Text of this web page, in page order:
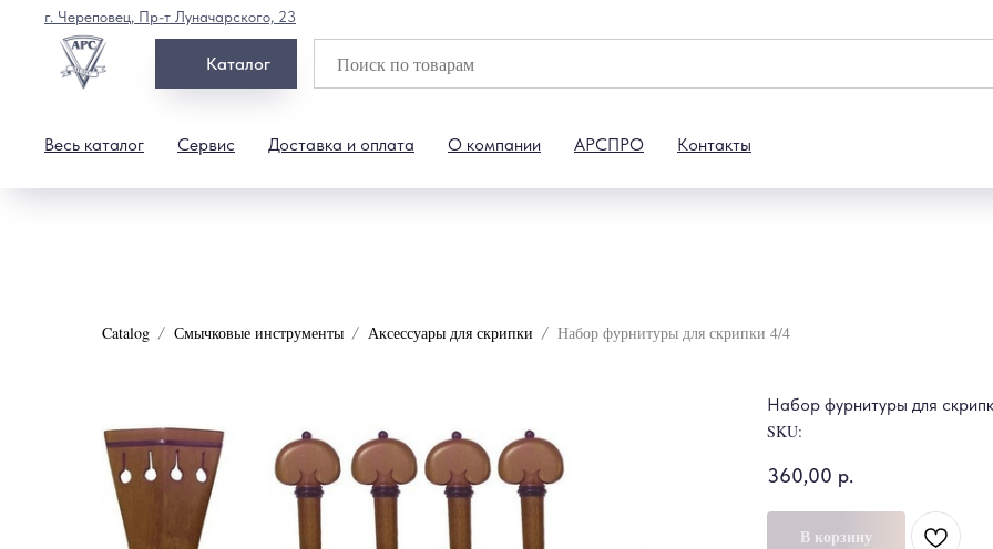
Каталог
Весь каталог Сервис Доставка и оплата О компании АРСПРО Контакты
г. Череповец, Пр-т Луначарского, 23
Catalog Смычковые инструменты Аксессуары для скрипки Набор фурнитуры для скрипки 4/4
Набор фурнитуры для
SKU:
360,00 р.
В корзину